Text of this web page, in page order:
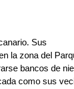
Sus
la zona del
bancos de
como sus